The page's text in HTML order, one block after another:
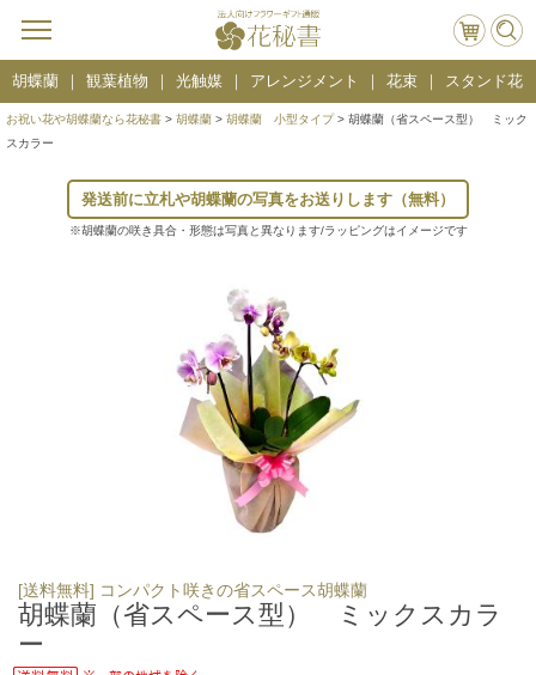
胡蝶蘭 観葉植物 光触媒 アレンジメント 花束 スタンド花
お祝い花や胡蝶蘭なら花秘書 > 胡蝶蘭 > 胡蝶蘭 小型タイプ> 胡蝶蘭（省スペース型） ミック
スカラー
発送前に立札や胡蝶蘭の写真をお送りします（無料）
※胡蝶蘭の咲き具合・形態は写真と異なります/ラッピングはイメージです
[送料無料] コンパクト咲きの省スペース胡蝶蘭
胡蝶蘭（省スペース型） ミックスカラ
ー